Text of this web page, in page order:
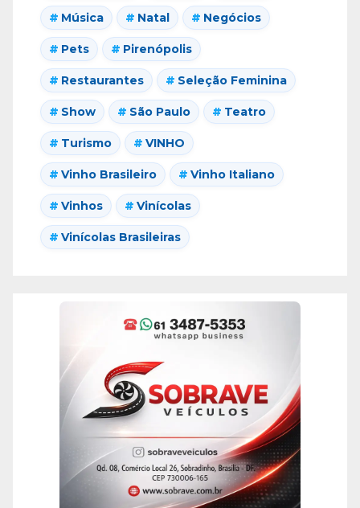
Música Natal Negócios
Pets Pirenópolis
Restaurantes Seleção Feminina
Show São Paulo Teatro
Turismo VINHO
Vinho Brasileiro Vinho Italiano
Vinhos Vinícolas
Vinícolas Brasileiras